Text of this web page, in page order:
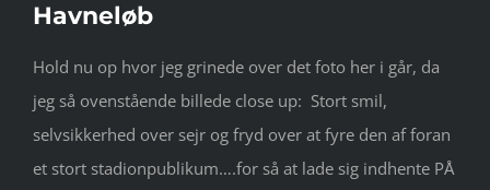
Havneløb
Hold nu op hvor jeg grinede over det foto her i går, da
jeg så ovenstående billede close up: Stort smil,
selvsikkerhed over sejr og fryd over at fyre den af foran
et stort stadionpublikum….for så at lade sig indhente PÅ